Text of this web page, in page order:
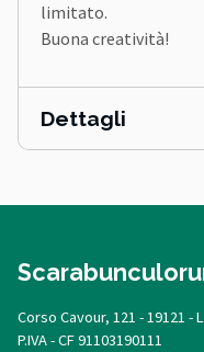
limitato.
Buona creatività!
Dettagli
Corso Cavour, 121 - 19121 -
P.IVA - CF 91103190111